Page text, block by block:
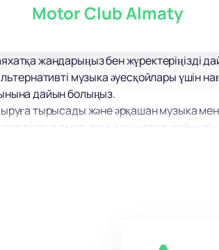
Motor Club Almaty
жандарыңыз бен жүректеріңізді
музыка әуесқойлары үшін
дайын болыңыз.
тырысады және әрқашан музыка мен
ғана емес, сонымен қатар әркім
уәде береді. Осы концертке бару